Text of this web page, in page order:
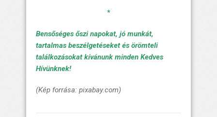
*
Bensőséges őszi napokat, jó munkát,
tartalmas beszélgetéseket és örömteli
találkozásokat kívánunk minden Kedves
Hívünknek!
(Kép forrása: pixabay.com)